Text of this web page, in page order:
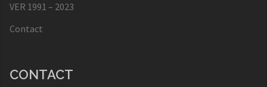
VER 1991 – 2023
Contact
CONTACT